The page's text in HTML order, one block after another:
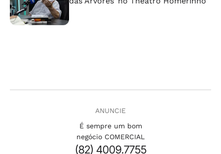
ANUNCIE
É sempre um bom
negócio COMERCIAL
(82) 4009.7755